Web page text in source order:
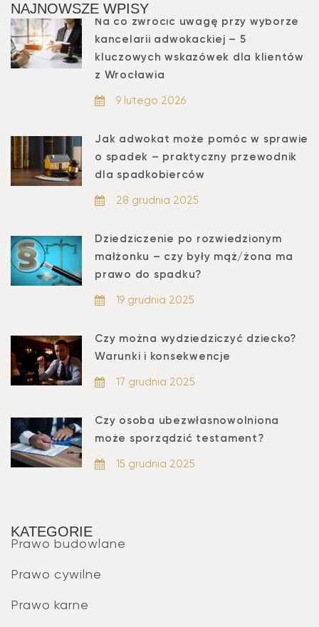
NAJNOWSZE WPISY
Na co zwrócić uwagę przy wyborze
kancelarii adwokackiej – 5
kluczowych wskazówek dla klientów
z Wrocławia
9 lutego 2026
Jak adwokat może pomóc w sprawie
o spadek – praktyczny przewodnik
dla spadkobierców
28 grudnia 2025
Dziedziczenie po rozwiedzionym
małżonku – czy były mąż/żona ma
prawo do spadku?
19 grudnia 2025
Czy można wydziedziczyć dziecko?
Warunki i konsekwencje
17 grudnia 2025
Czy osoba ubezwłasnowolniona
może sporządzić testament?
15 grudnia 2025
KATEGORIE
Prawo budowlane
Prawo cywilne
Prawo karne